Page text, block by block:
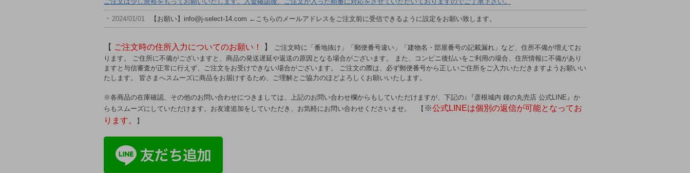
2024/01/01 【お願い】info@j-select-14.com ←こちらのメールアドレスをご注文前に受信できるように設定をお願い致します。
【 ご注文時の住所入力についてのお願い！ 】
ご注文時に「番地抜け」「郵便番号違い」「建物名・部屋番号の記載漏れ」など、住所不備が増えてお
ります。 ご住所に不備がございますと、商品の発送遅延や返送の原因となる場合がございます。 また、コンビニ後払いをご利用の場合、住所情報に不備があり
ますと与信審査が正常に行えず、ご注文をお受けできない場合がございます。 ご注文の際は、必ず郵便番号から正しいご住所をご入力いただきますようお願いい
たします。 皆さまへスムーズに商品をお届けするため、ご理解とご協力のほどよろしくお願いいたします。
※各商品の在庫確認、その他のお問い合わせにつきましては、上記のお問い合わせ欄からもしていただけますが、下記の↓『彦根城内 鐘の丸売店 公式LINE』か
らもスムーズにしていただけます。お友達追加をしていただき、お気軽にお問い合わせくださいませ。 【 ※公式LINEは個別の返信が可能となってお
ります。
】